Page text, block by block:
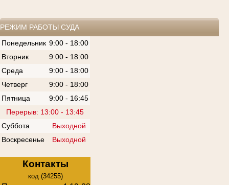
РЕЖИМ РАБОТЫ СУДА
Понедельник 9:00 - 18:00
Вторник
9:00 - 18:00
Среда
9:00 - 18:00
Четверг
9:00 - 18:00
Пятница
9:00 - 16:45
Перерыв: 13:00 - 13:45
Суббота
Выходной
Воскресенье
Выходной
Контакты
код (34255)